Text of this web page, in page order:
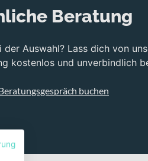
bietet dir eine breite
Scheibenbremsen mit einer
in 700x30c mit reflective
eine sportlich-effiziente
Kabelführung
Beratung
der Auswahl? Lass dich von
kostenlos und unverbindlich
buchen